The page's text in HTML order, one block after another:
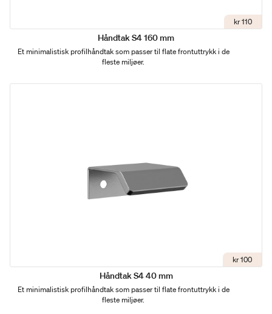
kr 110
Håndtak S4 160 mm
Et minimalistisk profilhåndtak som passer til flate frontuttrykk i de
fleste miljøer.
kr 100
Håndtak S4 40 mm
Et minimalistisk profilhåndtak som passer til flate frontuttrykk i de
fleste miljøer.